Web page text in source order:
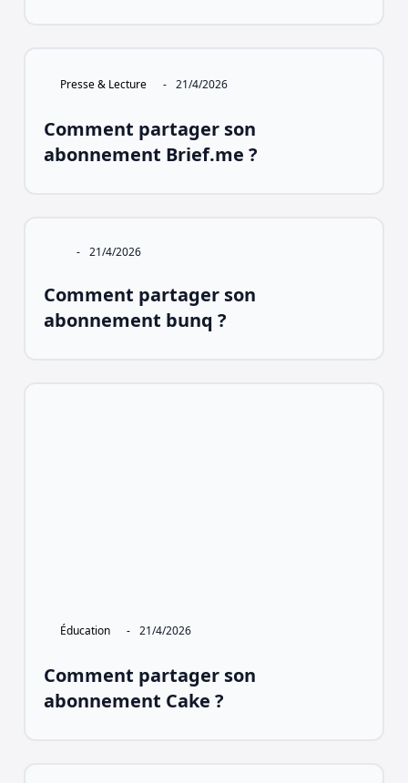
Presse & Lecture - 21/4/2026
Comment partager son
abonnement Brief.me ?
- 21/4/2026
Comment partager son
abonnement bunq ?
Éducation - 21/4/2026
Comment partager son
abonnement Cake ?